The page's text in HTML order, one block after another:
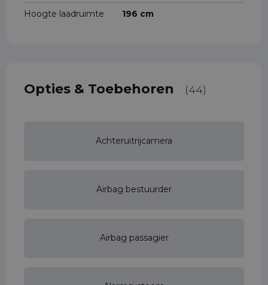
Hoogte laadruimte 196 cm
Opties & Toebehoren (44)
Achteruitrijcamera
Airbag bestuurder
Airbag passagier